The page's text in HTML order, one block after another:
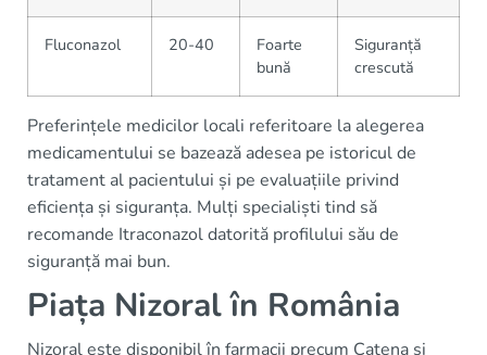
Fluconazol 20-40
Foarte
bună
Siguranță
crescută
Preferințele medicilor locali referitoare la alegerea
medicamentului se bazează adesea pe istoricul de
tratament al pacientului și pe evaluațiile privind
eficiența și siguranța. Mulți specialiști tind să
recomande Itraconazol datorită profilului său de
siguranță mai bun.
Piața Nizoral în România
Nizoral este disponibil în farmacii precum Catena și